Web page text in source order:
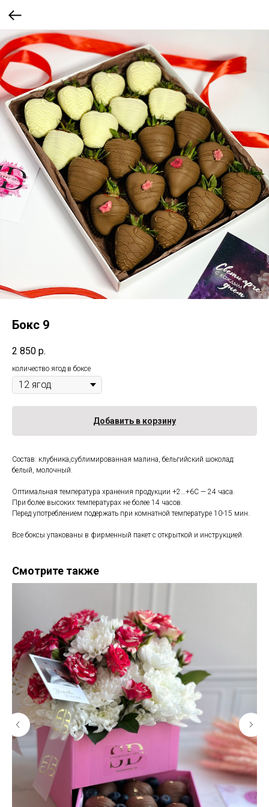
Бокс 9
2 850 р.
количество ягод в боксе
Добавить в корзину
Состав: клубника,сублимированная малина, бельгийский шоколад:
белый, молочный.
Оптимальная температура хранения продукции +2…+6С — 24 часа.
При более высоких температурах не более 14 часов.
Перед употреблением подержать при комнатной температуре 10-15 мин.
Все боксы упакованы в фирменный пакет с открыткой и инструкцией.
Смотрите также